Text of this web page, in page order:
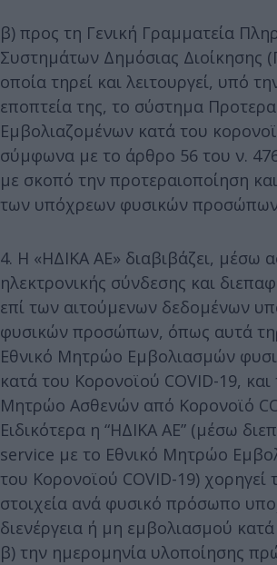
β) προς τη Γενική Γραμματεία
Συστημάτων Δημόσιας Διοίκησης
οποία τηρεί και λειτουργεί, υπό
εποπτεία της, το σύστημα
Εμβολιαζομένων κατά του
σύμφωνα με το άρθρο 56 του ν.
με σκοπό την προτεραιοποίηση
των υπόχρεων φυσικών
4. Η «ΗΔΙΚΑ ΑΕ» διαβιβάζει, μέσω
ηλεκτρονικής σύνδεσης και
επί των αιτούμενων δεδομένων
φυσικών προσώπων, όπως αυτά
Εθνικό Μητρώο Εμβολιασμών
κατά του Κορονοϊού COVID-19, και
Μητρώο Ασθενών από Κορονοϊό
Ειδικότερα η “ΗΔΙΚΑ ΑΕ” (μέσω
service με το Εθνικό Μητρώο
του Κορονοϊού COVID-19) χορηγεί
στοιχεία ανά φυσικό πρόσωπο
διενέργεια ή μη εμβολιασμού
β) την ημερομηνία υλοποίησης